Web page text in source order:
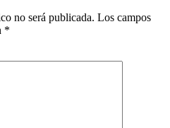
no será publicada. Los campos
*